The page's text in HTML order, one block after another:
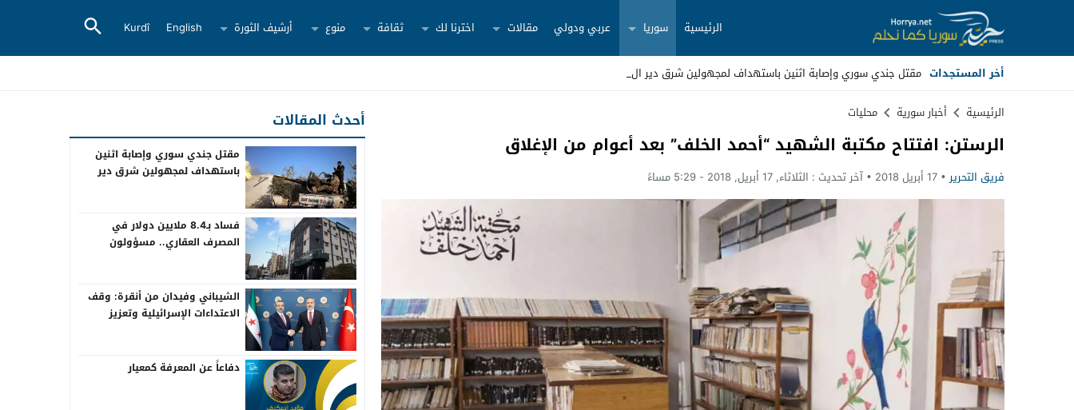
الرئيسية سوريا عربي ودولي مقالات اخترنا لك ثقافة منوع أرشيف الثورة English
Kurdî
أخر المستجدات مقتل جندي سوري وإصابة اثنين باستهداف لمجهولين شرق دير الزور
Stop
Previous
Next
الرئيسية أخبار سورية محليات
الرستن: افتتاح مكتبة الشهيد “أحمد الخلف” بعد أعوام من الإغلاق
فريق التحرير 17 أبريل 2018 آخر تحديث : الثلاثاء, 17 أبريل, 2018 - 5:29 مساءً
أحدث المقالات
مقتل جندي سوري وإصابة اثنين
باستهداف لمجهولين شرق دير
فساد بـ8.4 ملايين دولار في
المصرف العقاري.. مسؤولون
الشيباني وفيدان من أنقرة: وقف
الاعتداءات الإسرائيلية وتعزيز
دفاعاً عن المعرفة كمعيار